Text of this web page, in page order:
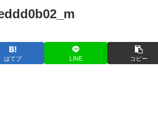
はてブ LINE コピー